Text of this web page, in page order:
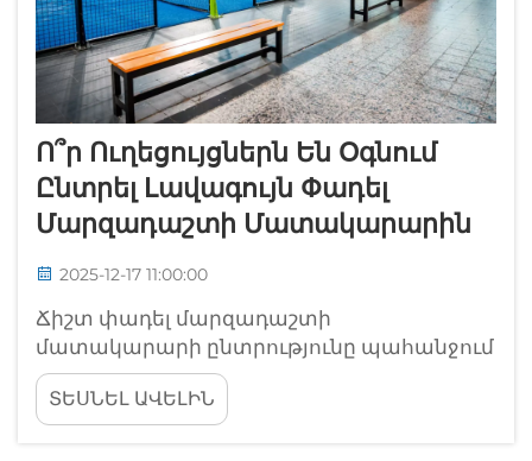
Ո՞ր Ուղեցույցներն Են Օգնում
Ընտրել Լավագույն Փադել
Մարզադաշտի Մատակարարին
2025-12-17 11:00:00
Ճիշտ փադել մարզադաշտի
մատակարարի ընտրությունը պահանջում
է մի քանի գործոնների համար հիմնավոր
քննարկում, որոնք ուղղակիորեն ազդում
են ձեր ներդրման երկարաժամկետ
ՏԵՍՆԵԼ ԱՎԵԼԻՆ